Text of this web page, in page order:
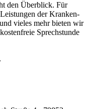
den Überblick. Für
der Kranken-
vieles mehr bieten wir
Sprechstunde
.